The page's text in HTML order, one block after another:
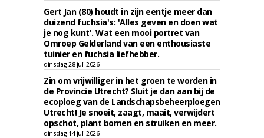
Gert Jan (80) houdt in zijn eentje meer dan
duizend fuchsia's: 'Alles geven en doen wat
je nog kunt'. Wat een mooi portret van
Omroep Gelderland van een enthousiaste
tuinier en fuchsia liefhebber.
dinsdag 28 juli 2026
Zin om vrijwilliger in het groen te worden in
de Provincie Utrecht? Sluit je dan aan bij de
ecoploeg van de Landschapsbeheerploegen
Utrecht! Je snoeit, zaagt, maait, verwijdert
opschot, plant bomen en struiken en meer.
dinsdag 14 juli 2026